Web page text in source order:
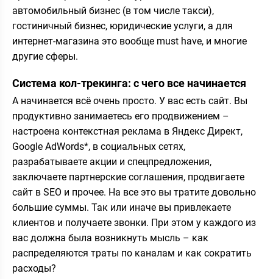
автомобильный бизнес (в том числе такси),
гостиничный бизнес, юридические услуги, а для
интернет-магазина это вообще must have, и многие
другие сферы.
Система кол-трекинга: с чего все начинается
А начинается всё очень просто. У вас есть сайт. Вы
продуктивно занимаетесь его продвижением –
настроена контекстная реклама в Яндекс Директ,
Google AdWords*, в социальных сетях,
разрабатываете акции и спецпредложения,
заключаете партнерские соглашения, продвигаете
сайт в SEO и прочее. На все это вы тратите довольно
большие суммы. Так или иначе вы привлекаете
клиентов и получаете звонки. При этом у каждого из
вас должна была возникнуть мысль – как
распределяются траты по каналам и как сократить
расходы?